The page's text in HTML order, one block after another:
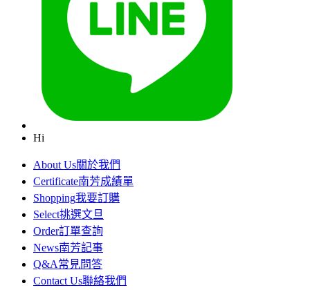
Hi
About Us關於我們
Certificate南芳成績單
Shopping我要訂購
Select挑選文旦
Order訂單查詢
News南芳記事
Q&A常見問答
Contact Us聯絡我們